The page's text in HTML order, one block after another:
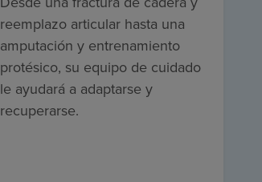
reemplazo articular hasta una
amputación y entrenamiento
protésico, su equipo de cuidado
le ayudará a adaptarse y
recuperarse.